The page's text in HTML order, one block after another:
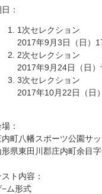
：
1次セレクション
2017年9月3日（日）
2次セレクション
2017年9月24日（日）
3次セレクション
2017年10月22日（日
：
内町八幡スポーツ公園サ
形県東田川郡庄内町余目
ト内容：
−ム形式